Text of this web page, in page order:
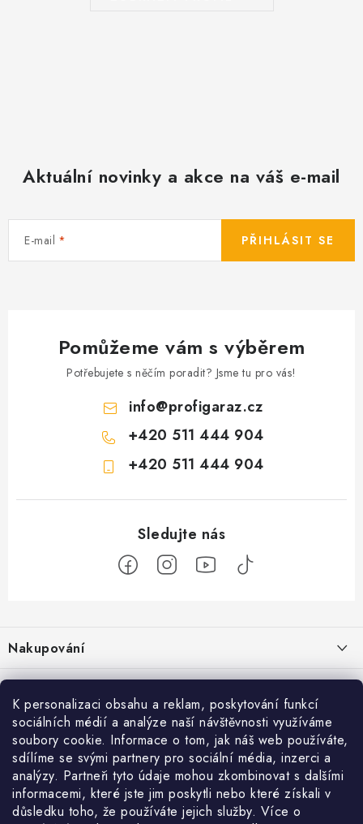
K personalizaci obsahu a reklam, poskytování funkcí
sociálních médií a analýze naší návštěvnosti využíváme
soubory cookie. Informace o tom, jak náš web používáte,
sdílíme se svými partnery pro sociální média, inzerci a
analýzy. Partneři tyto údaje mohou zkombinovat s dalšími
informacemi, které jste jim poskytli nebo které získali v
důsledku toho, že používáte jejich služby. Více o
Aktuální novinky a akce na váš e-mail
E-mail PŘIHLÁSIT SE
Pomůžeme vám s výběrem
Potřebujete s něčím poradit? Jsme tu pro vás!
info@profigaraz.cz
+420 511 444 904
+420 511 444 904
p
a
Nakupování
Jak nakupovat
Obchodní podmínky
Doprava a platba
Cookies
Ochrana osobních údajú
Reklamace / vrácení zboží
Použití Dárkové poukázky
O nás
Kontakty
Příběh Profigaráže
Služby
Velkoobchod Profigaráž.sk Zboží.cz Heureka.cz